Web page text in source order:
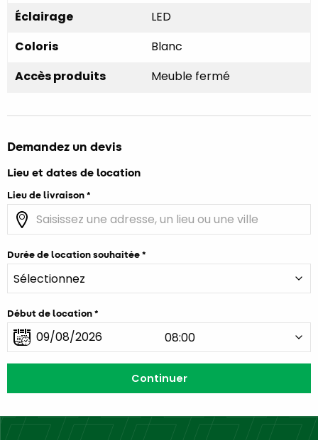
Éclairage
LED
Coloris
Blanc
Accès produits
Meuble fermé
Demandez un devis
Lieu et dates de location
Lieu de livraison
Durée de location souhaitée
Début de location